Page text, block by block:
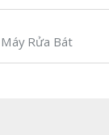
Máy Rửa Bát